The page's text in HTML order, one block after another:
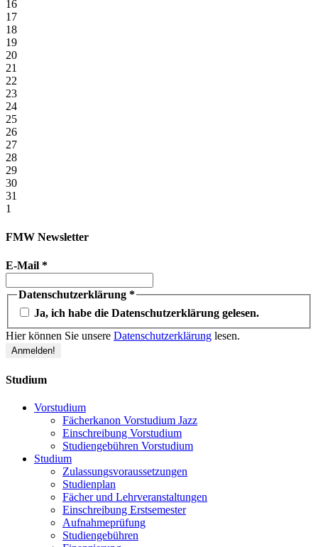
16
17
18
19
20
21
22
23
24
25
26
27
28
29
30
31
1
FMW Newsletter
E-Mail *
Datenschutzerklärung *
Ja, ich habe die Datenschutzerklärung gelesen.
Hier können Sie unsere Datenschutzerklärung lesen.
Studium
Vorstudium
Fächerkanon Vorstudium Jazz
Einschreibung Vorstudium
Studiengebühren Vorstudium
Studium
Zulassungsvoraussetzungen
Studienplan
Fächer und Lehrveranstaltungen
Einschreibung Erstsemester
Aufnahmeprüfung
Studiengebühren